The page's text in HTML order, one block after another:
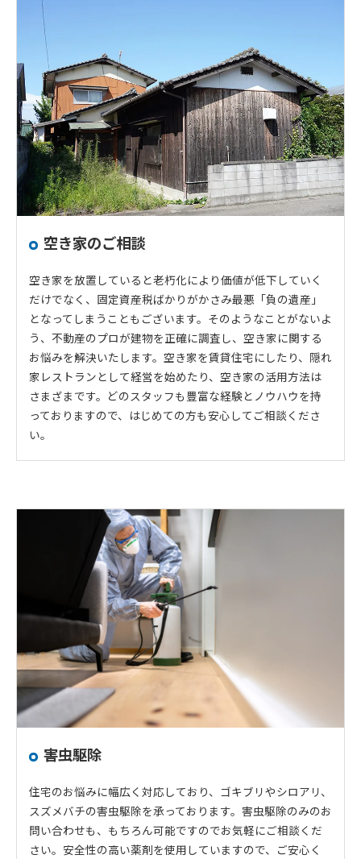
空き家のご相談
空き家を放置していると老朽化により価値が低下していく
だけでなく、固定資産税ばかりがかさみ最悪「負の遺産」
となってしまうこともございます。そのようなことがないよ
う、不動産のプロが建物を正確に調査し、空き家に関する
お悩みを解決いたします。空き家を賃貸住宅にしたり、隠れ
家レストランとして経営を始めたり、空き家の活用方法は
さまざまです。どのスタッフも豊富な経験とノウハウを持
っておりますので、はじめての方も安心してご相談くださ
い。
害虫駆除
住宅のお悩みに幅広く対応しており、ゴキブリやシロアリ、
スズメバチの害虫駆除を承っております。害虫駆除のみのお
問い合わせも、もちろん可能ですのでお気軽にご相談くだ
さい。安全性の高い薬剤を使用していますので、ご安心く